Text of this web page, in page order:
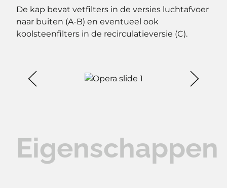
De kap bevat vetfilters in de versies luchtafvoer
naar buiten (A-B) en eventueel ook
koolsteenfilters in de recirculatieversie (C).
Eigenschappen